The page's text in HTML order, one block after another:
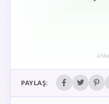
PAYLAŞ: